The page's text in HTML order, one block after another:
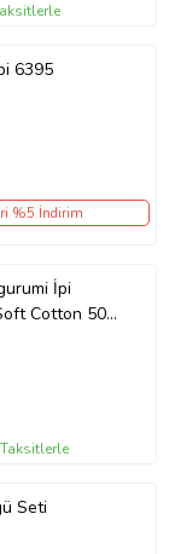
6395
%5 İndirim
İpi
Cotton 50
Seti